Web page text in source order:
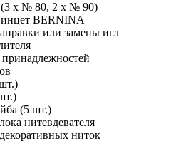
(3 x № 80, 2 x № 90)
BERNINA
или замены игл
(5 шт.)
нитевдевателя
ниток